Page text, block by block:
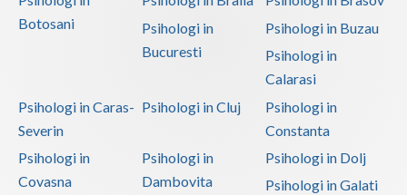
Botosani
Psihologi in
Bucuresti
Psihologi in Buzau
Psihologi in
Calarasi
Psihologi in Caras-
Severin
Psihologi in Cluj
Psihologi in
Constanta
Psihologi in
Covasna
Psihologi in
Dambovita
Psihologi in Dolj
Psihologi in Galati